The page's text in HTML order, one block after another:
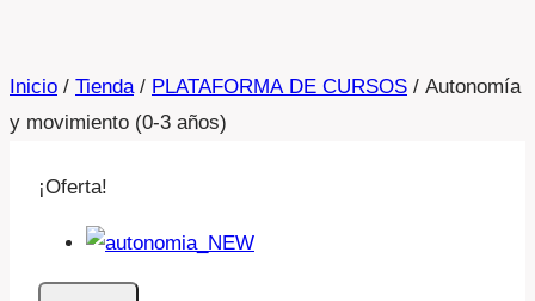
Inicio / Tienda / PLATAFORMA DE CURSOS / Autonomía
y movimiento (0-3 años)
¡Oferta!